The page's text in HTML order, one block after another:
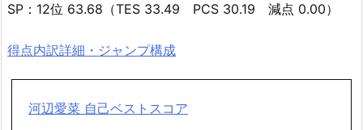
SP：12位 63.68（TES 33.49 PCS 30.19 減点 0.00）
得点内訳詳細・ジャンプ構成
河辺愛菜 自己ベストスコア